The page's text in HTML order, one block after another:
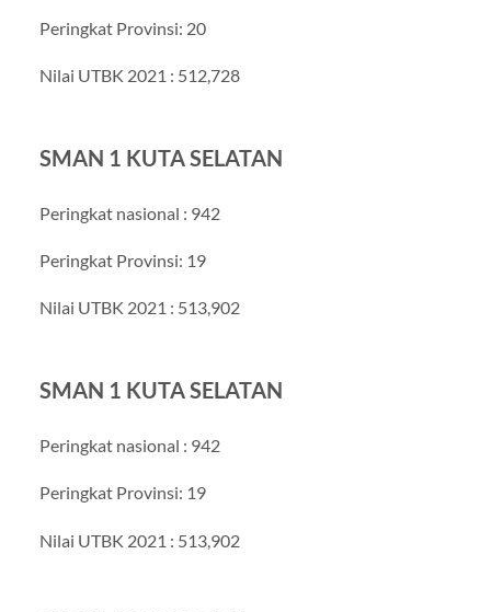
Peringkat Provinsi: 20
Nilai UTBK 2021 : 512,728
SMAN 1 KUTA SELATAN
Peringkat nasional : 942
Peringkat Provinsi: 19
Nilai UTBK 2021 : 513,902
SMAN 1 KUTA SELATAN
Peringkat nasional : 942
Peringkat Provinsi: 19
Nilai UTBK 2021 : 513,902